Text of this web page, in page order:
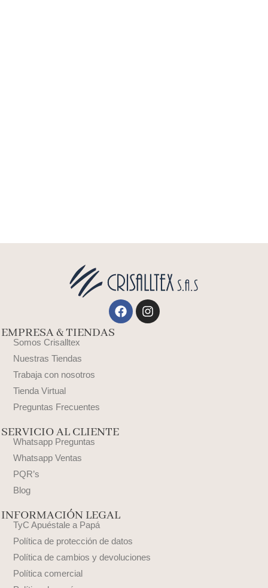
FacebookInstagram
EMPRESA & TIENDAS
Somos Crisalltex
Nuestras Tiendas
Trabaja con nosotros
Tienda Virtual
Preguntas Frecuentes
SERVICIO AL CLIENTE
Whatsapp Preguntas
Whatsapp Ventas
PQR’s
Blog
INFORMACIÓN LEGAL
TyC Apuéstale a Papá
Política de protección de datos
Política de cambios y devoluciones
Política comercial